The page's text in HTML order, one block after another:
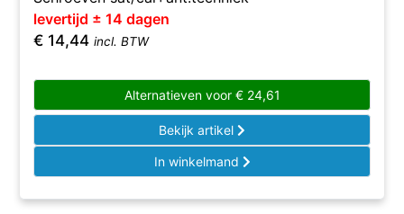
levertijd ± 14 dagen
€ 14,44 incl. BTW
Alternatieven voor €24,61
Bekijk artikel
In winkelmand